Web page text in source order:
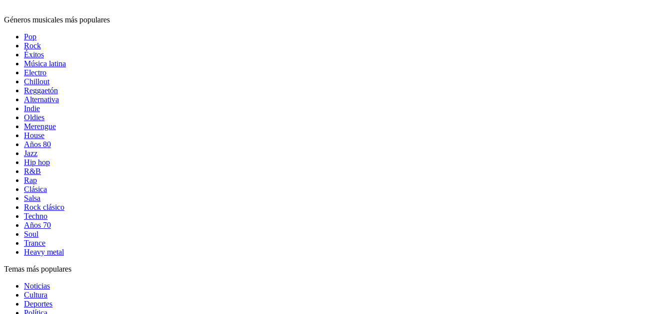
Géneros musicales más populares
Pop
Rock
Éxitos
Música latina
Electro
Chillout
Reggaetón
Alternativa
Indie
Oldies
Merengue
House
Años 80
Jazz
Hip hop
R&B
Rap
Clásica
Salsa
Rock clásico
Techno
Años 70
Soul
Trance
Heavy metal
Temas más populares
Noticias
Cultura
Deportes